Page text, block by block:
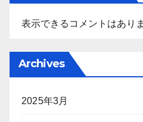
表示できるコメントはあり
Archives
2025年3月